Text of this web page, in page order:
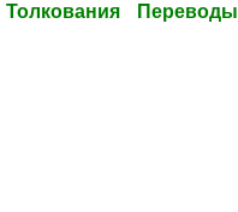
Толкования Переводы